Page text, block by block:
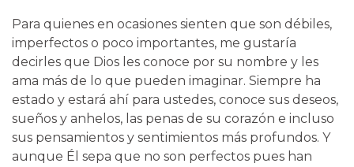
Para quienes en ocasiones sienten que son débiles,
imperfectos o poco importantes, me gustaría
decirles que Dios les conoce por su nombre y les
ama más de lo que pueden imaginar. Siempre ha
estado y estará ahí para ustedes, conoce sus deseos,
sueños y anhelos, las penas de su corazón e incluso
sus pensamientos y sentimientos más profundos. Y
aunque Él sepa que no son perfectos pues han